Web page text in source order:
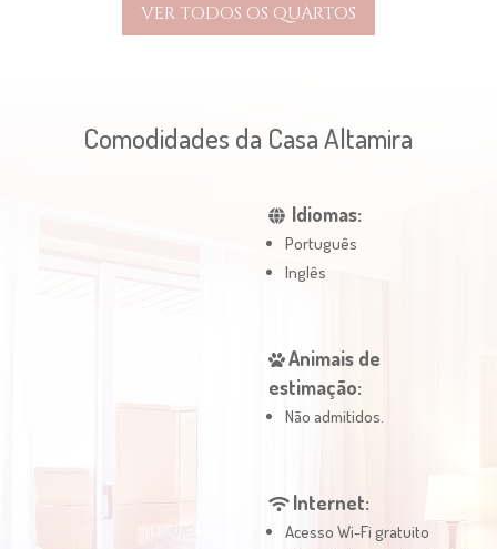
VER TODOS OS QUARTOS
Comodidades da Casa Altamira
Idiomas:
Português
Inglês
Animais de
estimação:
Não admitidos.
Internet:
Acesso Wi-Fi gratuito